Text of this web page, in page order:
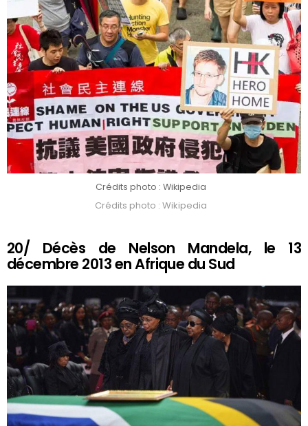
Crédits photo : Wikipedia
Crédits photo : Wikipedia
20/ Décès de Nelson Mandela, le 13
décembre 2013 en Afrique du Sud